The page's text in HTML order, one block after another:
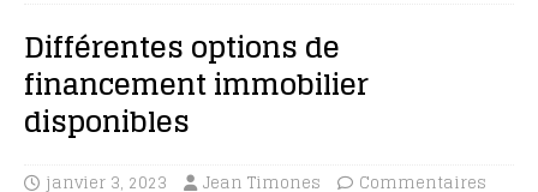
Différentes options de
financement immobilier
disponibles
janvier 3, 2023 Jean Timones
Commentaires